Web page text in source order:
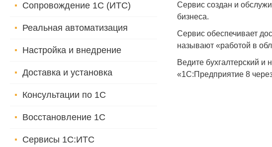
Сопровождение 1С (ИТС)
Реальная автоматизация
Настройка и внедрение
Доставка и установка
Консультации по 1С
Восстановление 1С
Сервисы 1С:ИТС
Сервис создан и
бизнеса.
Сервис обеспечивает
называют «работой в
Ведите бухгалтерский и
«1С:Предприятие 8